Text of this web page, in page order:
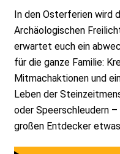
In den Osterferien wird
Archäologischen
erwartet euch ein
für die ganze Familie:
Mitmachaktionen und
Leben der
oder Speerschleudern
großen Entdecker